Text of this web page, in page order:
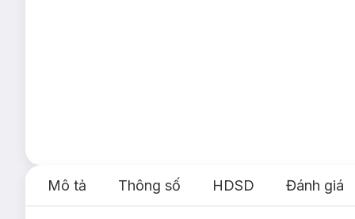
Mô tả Thông số HDSD Đánh giá